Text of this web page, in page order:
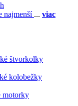
najmenší ... viac
štvorkolky
kolobežky
motorky